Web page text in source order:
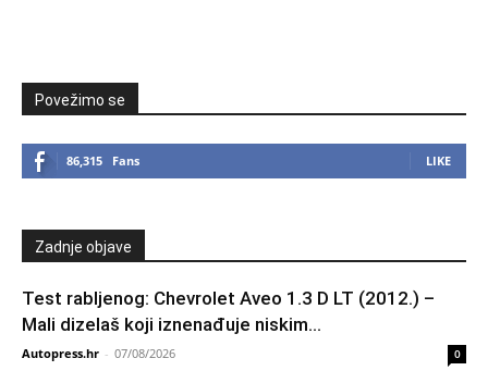
Povežimo se
86,315 Fans LIKE
Zadnje objave
Test rabljenog: Chevrolet Aveo 1.3 D LT (2012.) –
Mali dizelaš koji iznenađuje niskim...
Autopress.hr - 07/08/2026 0